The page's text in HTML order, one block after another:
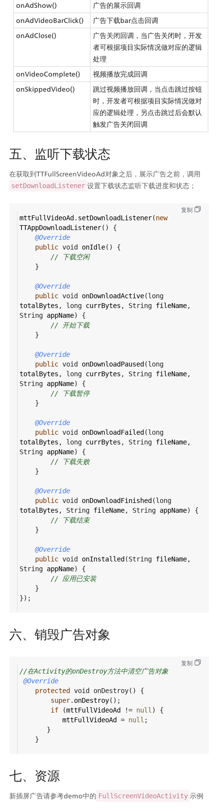
onAdShow()
广告的展示回调
onAdVideoBarClick()
广告下载bar点击回调
onAdClose()
广告关闭回调，当广告关闭时，开发
者可根据项目实际情况做对应的逻辑
处理
onVideoComplete()
视频播放完成回调
onSkippedVideo()
跳过视频播放回调，当点击跳过按钮
时，开发者可根据项目实际情况做对
应的逻辑处理，另点击跳过后会默认
触发广告关闭回调
五、监听下载状态
在获取到TTFullScreenVideoAd对象之后，展示广告之前，调用
setDownloadListener 设置下载状态监听下载进度和状态；
复制
mttFullVideoAd . setDownloadListener(new
TTAppDownloadListener() {
@Override
public void onIdle() {
// 下载空闲
}
@Override
public void onDownloadActive(long
totalBytes , long currBytes , String fileName
String appName) {
// 开始下载
}
@Override
public void onDownloadPaused (long
totalBytes , long currBytes , String fileName
String appName) {
// 下载暂停
}
@Override
public void onDownloadFailed (long
totalBytes , long currBytes , String fileName
String appName) {
// 下载失败
}
@Override
public void onDownloadFinished (long
totalBytes , String fileName, String appName) {
// 下载结束
}
@Override
public void onInstalled (String fileName
String appName) {
// 应用已安装
}
});
六、销毁广告对象
复制
//在Activity的onDestroy方法中清空广告对象
@Override
protected
void onDestroy() {
super. onDestroy();
if (mttFullVideoAd != null ) {
mttFullVideoAd
= null ;
}
}
七、资源
新插屏广告请参考demo中的 FullScreenVideoActivity 示例